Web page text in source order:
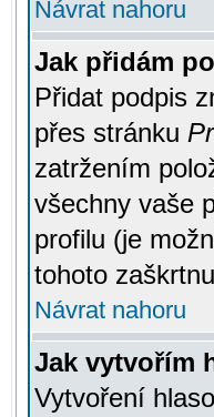
Návrat nahoru
Jak přidám
Přidat podpis
přes stránku
zatržením
všechny vaše
profilu (je
tohoto
Návrat nahoru
Jak vytvořím
Vytvoření